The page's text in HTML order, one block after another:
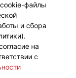
cookie-файлы
и сбора
на
с